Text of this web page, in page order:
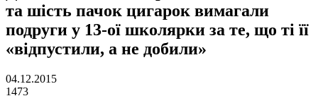
та шість пачок цигарок вимагали
подруги у 13-ої школярки за те, що ті її
«відпустили, а не добили»
04.12.2015
1473